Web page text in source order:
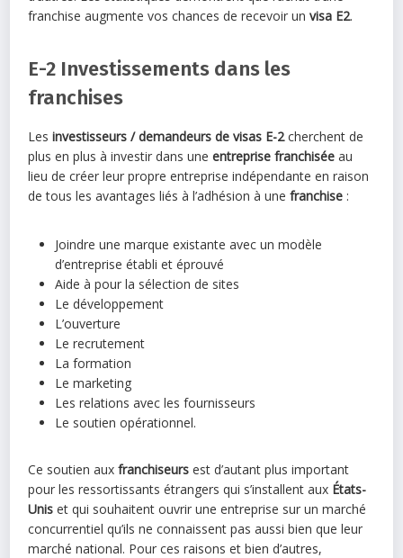
franchise augmente vos chances de recevoir unvisa E2.
E-2 Investissements dans les
franchises
Lesinvestisseurs / demandeurs de visas E-2cherchent de
plus en plus à investir dans uneentreprise franchisée au
lieu de créer leur propre entreprise indépendante en raison
de tous les avantages liés à l’adhésion à unefranchise :
Joindre une marque existante avec un modèle
d’entreprise établi et éprouvé
Aide à pour la sélection de sites
Le développement
L’ouverture
Le recrutement
La formation
Le marketing
Les relations avec les fournisseurs
Le soutien opérationnel.
Ce soutien auxfranchiseurs est d’autant plus important
pour les ressortissants étrangers qui s’installent aux États-
Unis et qui souhaitent ouvrir une entreprise sur un marché
concurrentiel qu’ils ne connaissent pas aussi bien que leur
marché national. Pour ces raisons et bien d’autres,